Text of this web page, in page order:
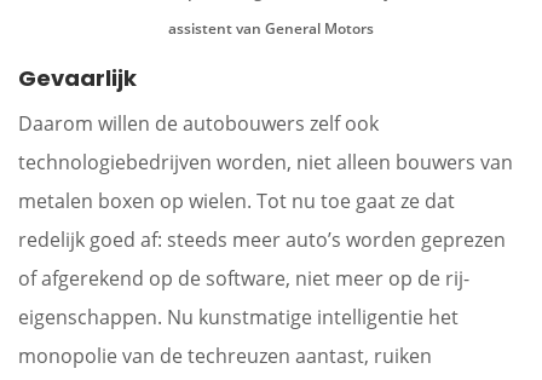
assistent van General Motors
Gevaarlijk
Daarom willen de autobouwers zelf ook
technologiebedrijven worden, niet alleen bouwers van
metalen boxen op wielen. Tot nu toe gaat ze dat
redelijk goed af: steeds meer auto’s worden geprezen
of afgerekend op de software, niet meer op de rij-
eigenschappen. Nu kunstmatige intelligentie het
monopolie van de techreuzen aantast, ruiken